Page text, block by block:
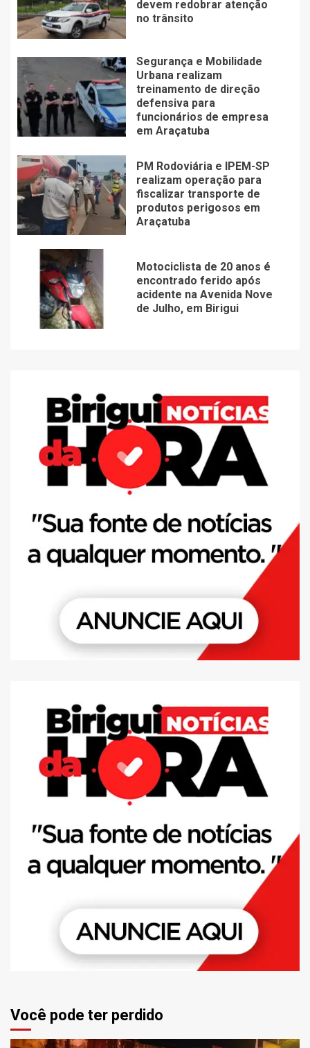
devem redobrar atenção
no trânsito
Segurança e Mobilidade
Urbana realizam
treinamento de direção
defensiva para
funcionários de empresa
em Araçatuba
PM Rodoviária e IPEM-SP
realizam operação para
fiscalizar transporte de
produtos perigosos em
Araçatuba
Motociclista de 20 anos é
encontrado ferido após
acidente na Avenida Nove
de Julho, em Birigui
Você pode ter perdido